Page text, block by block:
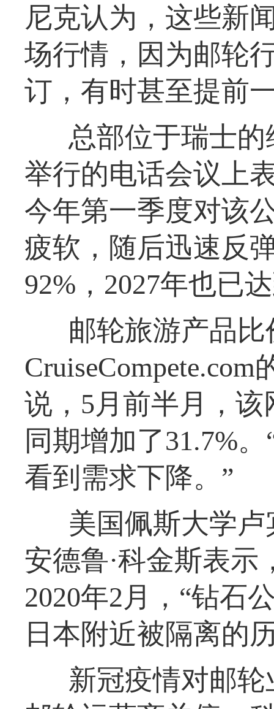
尼克认为，这些新
场行情，因为邮轮
订，有时甚至提前
总部位于瑞士
举行的电话会议上
今年第一季度对该
疲软，随后迅速反
92%，2027年也已
邮轮旅游产品
说，5月前半月，
同期增加了31.7%
看到需求下降。”
美国佩斯大学
安德鲁·科金斯表
2020年2月，“钻石
日本附近被隔离的
新冠疫情对邮